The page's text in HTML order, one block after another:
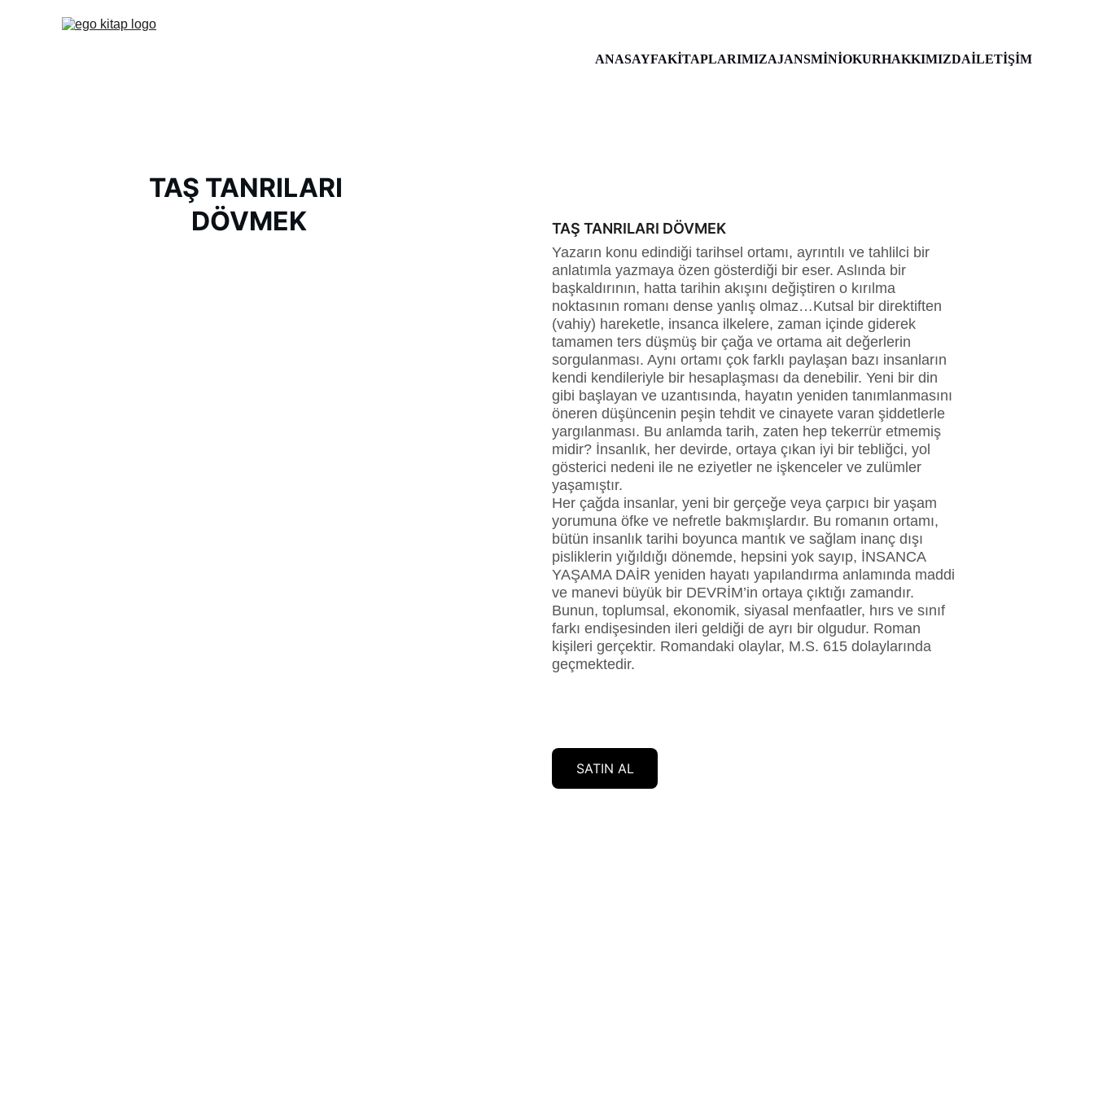
ANASAYFAKİTAPLARIMIZAJANSMİNİOKURHAKKIMIZDAİLETİŞİM
TAŞ TANRILARI
DÖVMEK
TAŞ TANRILARI DÖVMEK
Yazarın konu edindiği tarihsel ortamı, ayrıntılı ve tahlilci bir
anlatımla yazmaya özen gösterdiği bir eser. Aslında bir
başkaldırının, hatta tarihin akışını değiştiren o kırılma
noktasının romanı dense yanlış olmaz…Kutsal bir direktiften
(vahiy) hareketle, insanca ilkelere, zaman içinde giderek
tamamen ters düşmüş bir çağa ve ortama ait değerlerin
sorgulanması. Aynı ortamı çok farklı paylaşan bazı insanların
kendi kendileriyle bir hesaplaşması da denebilir. Yeni bir din
gibi başlayan ve uzantısında, hayatın yeniden tanımlanmasını
öneren düşüncenin peşin tehdit ve cinayete varan şiddetlerle
yargılanması. Bu anlamda tarih, zaten hep tekerrür etmemiş
midir? İnsanlık, her devirde, ortaya çıkan iyi bir tebliğci, yol
gösterici nedeni ile ne eziyetler ne işkenceler ve zulümler
yaşamıştır.
Her çağda insanlar, yeni bir gerçeğe veya çarpıcı bir yaşam
yorumuna öfke ve nefretle bakmışlardır. Bu romanın ortamı,
bütün insanlık tarihi boyunca mantık ve sağlam inanç dışı
pisliklerin yığıldığı dönemde, hepsini yok sayıp, İNSANCA
YAŞAMA DAİR yeniden hayatı yapılandırma anlamında maddi
ve manevi büyük bir DEVRİM’in ortaya çıktığı zamandır.
Bunun, toplumsal, ekonomik, siyasal menfaatler, hırs ve sınıf
farkı endişesinden ileri geldiği de ayrı bir olgudur. Roman
kişileri gerçektir. Romandaki olaylar, M.S. 615 dolaylarında
geçmektedir.
SATIN AL